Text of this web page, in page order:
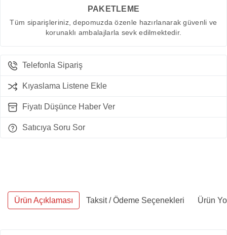
PAKETLEME
Tüm siparişleriniz, depomuzda özenle hazırlanarak güvenli ve
korunaklı ambalajlarla sevk edilmektedir.
Telefonla Sipariş
Kıyaslama Listene Ekle
Fiyatı Düşünce Haber Ver
Satıcıya Soru Sor
Ürün Açıklaması Taksit / Ödeme Seçenekleri Ürün